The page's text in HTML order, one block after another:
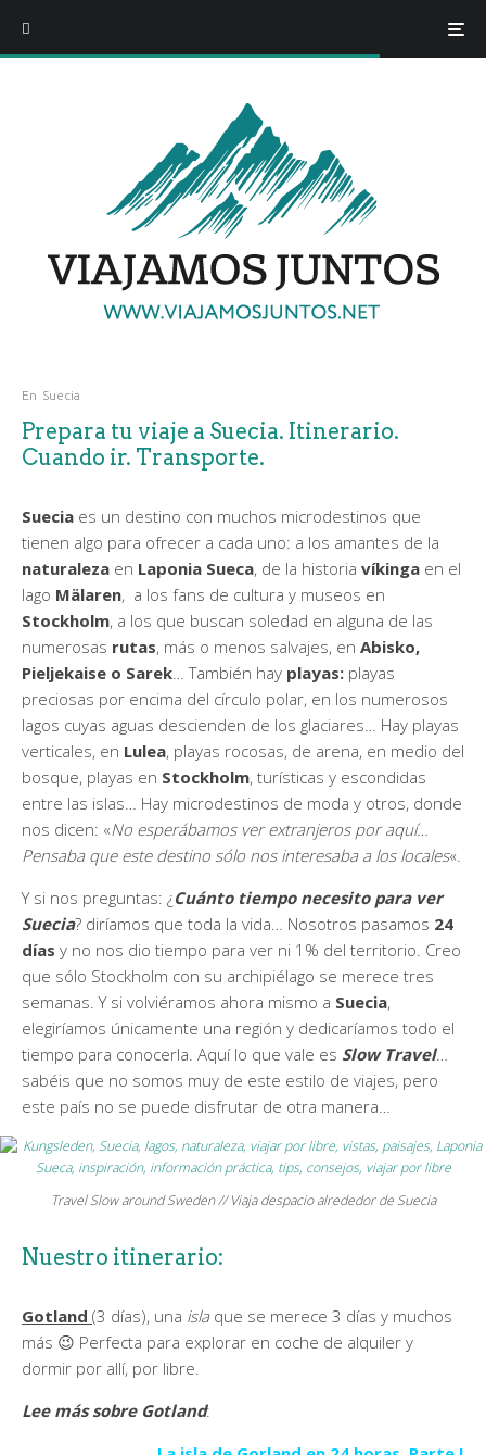
En Suecia
Prepara tu viaje a Suecia. Itinerario.
Cuando ir. Transporte.
Suecia es un destino con muchos microdestinos que
tienen algo para ofrecer a cada uno: a los amantes de la
naturaleza en Laponia Sueca, de la historia víkinga en el
lago Mälaren, a los fans de cultura y museos en
Stockholm, a los que buscan soledad en alguna de las
numerosas rutas, más o menos salvajes, en Abisko,
Pieljekaise o Sarek… También hay playas: playas
preciosas por encima del círculo polar, en los numerosos
lagos cuyas aguas descienden de los glaciares… Hay playas
verticales, en Lulea, playas rocosas, de arena, en medio del
bosque, playas en Stockholm, turísticas y escondidas
entre las islas… Hay microdestinos de moda y otros, donde
nos dicen: «No esperábamos ver extranjeros por aquí…
Pensaba que este destino sólo nos interesaba a los locales«.
Y si nos preguntas: ¿Cuánto tiempo necesito para ver
Suecia? diríamos que toda la vida… Nosotros pasamos 24
días y no nos dio tiempo para ver ni 1% del territorio. Creo
que sólo Stockholm con su archipiélago se merece tres
semanas. Y si volviéramos ahora mismo a Suecia,
elegiríamos únicamente una región y dedicaríamos todo el
tiempo para conocerla. Aquí lo que vale es Slow Travel…
sabéis que no somos muy de este estilo de viajes, pero
este país no se puede disfrutar de otra manera…
Travel Slow around Sweden // Viaja despacio alrededor de Suecia
Nuestro itinerario:
Gotland (3 días), una islaque se merece 3 días y muchos
más 😉 Perfecta para explorar en coche de alquiler y
dormir por allí, por libre.
Lee más sobre Gotland: